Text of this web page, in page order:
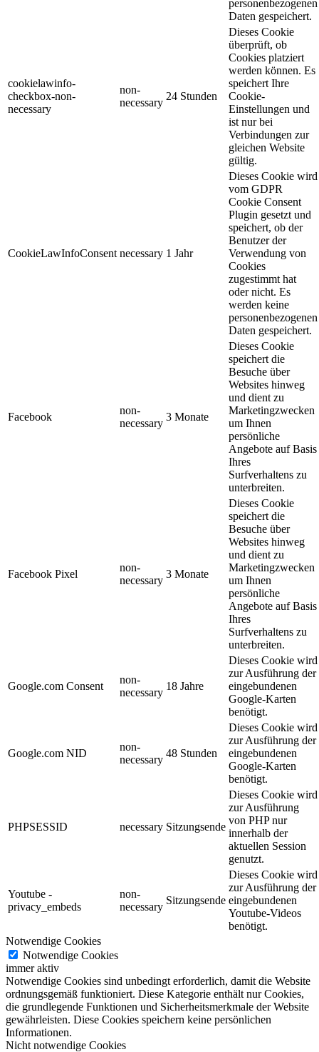
personenbezogenen
Daten gespeichert.
cookielawinfo-
checkbox-non-
necessary
non-
necessary
24 Stunden
Dieses Cookie
überprüft, ob
Cookies platziert
werden können. Es
speichert Ihre
Cookie-
Einstellungen und
ist nur bei
Verbindungen zur
gleichen Website
gültig.
CookieLawInfoConsent necessary 1 Jahr
Dieses Cookie wird
vom GDPR
Cookie Consent
Plugin gesetzt und
speichert, ob der
Benutzer der
Verwendung von
Cookies
zugestimmt hat
oder nicht. Es
werden keine
personenbezogenen
Daten gespeichert.
Facebook
non-
necessary
3 Monate
Dieses Cookie
speichert die
Besuche über
Websites hinweg
und dient zu
Marketingzwecken
um Ihnen
persönliche
Angebote auf Basis
Ihres
Surfverhaltens zu
unterbreiten.
Facebook Pixel
non-
necessary
3 Monate
Dieses Cookie
speichert die
Besuche über
Websites hinweg
und dient zu
Marketingzwecken
um Ihnen
persönliche
Angebote auf Basis
Ihres
Surfverhaltens zu
unterbreiten.
Google.com Consent
non-
necessary
18 Jahre
Dieses Cookie wird
zur Ausführung der
eingebundenen
Google-Karten
benötigt.
Google.com NID
non-
necessary
48 Stunden
Dieses Cookie wird
zur Ausführung der
eingebundenen
Google-Karten
benötigt.
PHPSESSID necessary Sitzungsende
Dieses Cookie wird
zur Ausführung
von PHP nur
innerhalb der
aktuellen Session
genutzt.
Youtube -
privacy_embeds
non-
necessary
Sitzungsende
Dieses Cookie wird
zur Ausführung der
eingebundenen
Youtube-Videos
benötigt.
Notwendige Cookies
Notwendige Cookies
immer aktiv
Notwendige Cookies sind unbedingt erforderlich, damit die Website
ordnungsgemäß funktioniert. Diese Kategorie enthält nur Cookies,
die grundlegende Funktionen und Sicherheitsmerkmale der Website
gewährleisten. Diese Cookies speichern keine persönlichen
Informationen.
Nicht notwendige Cookies